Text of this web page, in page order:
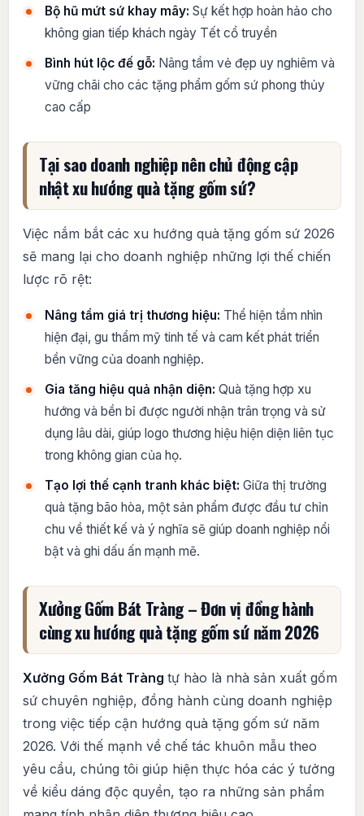
Bộ hũ mứt sứ khay mây: Sự kết hợp hoàn hảo cho
không gian tiếp khách ngày Tết cổ truyền
Bình hút lộc đế gỗ: Nâng tầm vẻ đẹp uy nghiêm và
vững chãi cho các tặng phẩm gốm sứ phong thủy
cao cấp
Tại sao doanh nghiệp nên chủ động cập
nhật xu hướng quà tặng gốm sứ?
Việc nắm bắt các xu hướng quà tặng gốm sứ 2026
sẽ mang lại cho doanh nghiệp những lợi thế chiến
lược rõ rệt:
Nâng tầm giá trị thương hiệu: Thể hiện tầm nhìn
hiện đại, gu thẩm mỹ tinh tế và cam kết phát triển
bền vững của doanh nghiệp.
Gia tăng hiệu quả nhận diện: Quà tặng hợp xu
hướng và bền bỉ được người nhận trân trọng và sử
dụng lâu dài, giúp logo thương hiệu hiện diện liên tục
trong không gian của họ.
Tạo lợi thế cạnh tranh khác biệt: Giữa thị trường
quà tặng bão hòa, một sản phẩm được đầu tư chỉn
chu về thiết kế và ý nghĩa sẽ giúp doanh nghiệp nổi
bật và ghi dấu ấn mạnh mẽ.
Xưởng Gốm Bát Tràng – Đơn vị đồng hành
cùng xu hướng quà tặng gốm sứ năm 2026
Xưởng Gốm Bát Tràng tự hào là nhà sản xuất gốm
sứ chuyên nghiệp, đồng hành cùng doanh nghiệp
trong việc tiếp cận hướng quà tặng gốm sứ năm
2026. Với thế mạnh về chế tác khuôn mẫu theo
yêu cầu, chúng tôi giúp hiện thực hóa các ý tưởng
về kiểu dáng độc quyền, tạo ra những sản phẩm